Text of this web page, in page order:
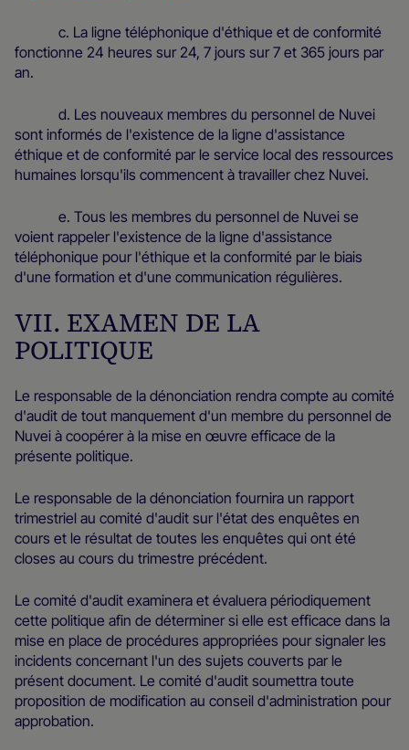
c. La ligne téléphonique d'éthique et de conformité
fonctionne 24 heures sur 24, 7 jours sur 7 et 365 jours par
an.
d. Les nouveaux membres du personnel de Nuvei
sont informés de l'existence de la ligne d'assistance
éthique et de conformité par le service local des ressources
humaines lorsqu'ils commencent à travailler chez Nuvei.
e. Tous les membres du personnel de Nuvei se
voient rappeler l'existence de la ligne d'assistance
téléphonique pour l'éthique et la conformité par le biais
d'une formation et d'une communication régulières.
VII. EXAMEN DE LA
POLITIQUE
Le responsable de la dénonciation rendra compte au comité
d'audit de tout manquement d'un membre du personnel de
Nuvei à coopérer à la mise en œuvre efficace de la
présente politique.
Le responsable de la dénonciation fournira un rapport
trimestriel au comité d'audit sur l'état des enquêtes en
cours et le résultat de toutes les enquêtes qui ont été
closes au cours du trimestre précédent.
Le comité d'audit examinera et évaluera périodiquement
cette politique afin de déterminer si elle est efficace dans la
mise en place de procédures appropriées pour signaler les
incidents concernant l'un des sujets couverts par le
présent document. Le comité d'audit soumettra toute
proposition de modification au conseil d'administration pour
approbation.